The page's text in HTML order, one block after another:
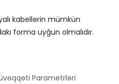
kabellərin mümkün
forma uyğun olmalıdır.
Parametrləri